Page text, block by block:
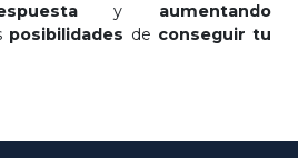
y aumentando
posibilidades de conseguir tu